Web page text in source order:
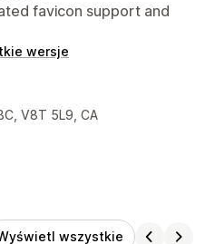
favicon support and
wersje
V8T 5L9, CA
wszystkie